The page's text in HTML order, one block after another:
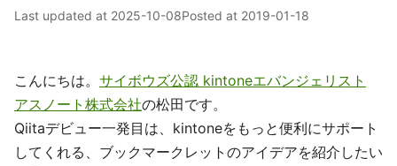
Last updated at 2025-10-08Posted at 2019-01-18
こんにちは。 サイボウズ公認 kintoneエバンジェリスト
アスノート株式会社の松田です。
Qiitaデビュー一発目は、kintoneをもっと便利にサポート
してくれる、ブックマークレットのアイデアを紹介したい